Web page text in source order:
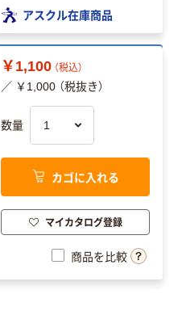
アスクル在庫商品
￥1,100 （税込）
／ ￥1,000 （税抜き）
数量
カゴに入れる
マイカタログ登録
商品を比較